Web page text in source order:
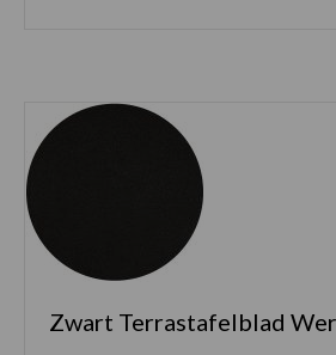
Zwart Terrastafelblad